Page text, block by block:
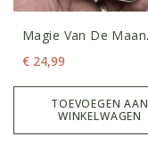
Magie Van De Maan
Intentiekaarten
€ 24,99
TOEVOEGEN AAN
WINKELWAGEN